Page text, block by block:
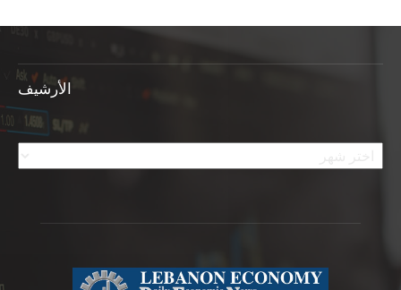
الأرشيف
الأرشيف